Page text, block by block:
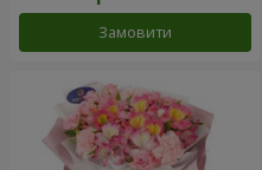
Замовити